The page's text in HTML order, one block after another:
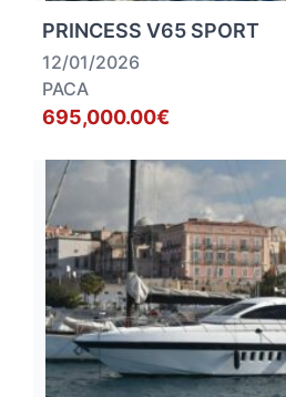
PRINCESS V65 SPORT
12/01/2026
PACA
695,000.00€